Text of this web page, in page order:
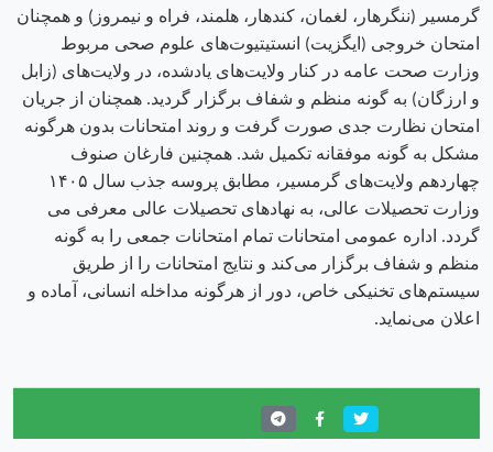
گرمسیر (ننگرهار، لغمان، کندهار، هلمند، فراه و نیمروز) و همچنان
امتحان خروجی (ايگزيت) انستیتيوت‌های علوم صحی مربوط
وزارت صحت عامه در کنار ولایت‌های یادشده، در ولایت‌های (زابل
و ارزگان) به گونه منظم و شفاف برگزار گردید. همچنان از جریان
امتحان نظارت جدی صورت گرفت و روند امتحانات بدون هرگونه
مشکل به گونه موفقانه تکمیل شد. همچنین فارغان صنوف
چهاردهم ولایت‌های گرمسیر، مطابق پروسه جذب سال ۱۴۰۵
وزارت تحصیلات عالی، به نهادهای تحصیلات عالی معرفی می
گردد. اداره عمومی امتحانات تمام امتحانات جمعی را به گونه
منظم و شفاف برگزار می‌کند و نتایج امتحانات را از طریق
سیستم‌های تخنیکی خاص، دور از هرگونه مداخله انسانی، آماده و
اعلان می‌نماید.